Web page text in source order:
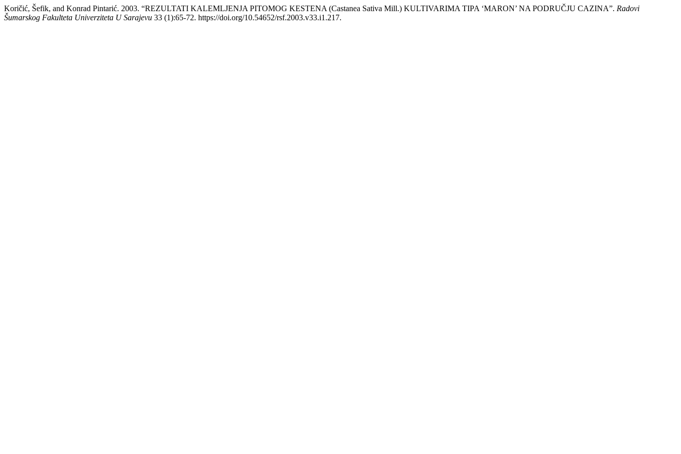
Koričić, Šefik, and Konrad Pintarić. 2003. “REZULTATI KALEMLJENJA PITOMOG KESTENA (Castanea Sativa Mill.) KULTIVARIMA TIPA ‘MARON’ NA PODRUČJU CAZINA”. Radovi
Šumarskog Fakulteta Univerziteta U Sarajevu 33 (1):65-72. https://doi.org/10.54652/rsf.2003.v33.i1.217.